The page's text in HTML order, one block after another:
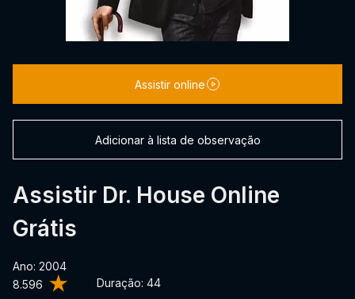
8.596 Duração: 44
Assistir Dr. House Online
Grátis
Ano: 2004
Assistir online
Adicionar à lista de observação